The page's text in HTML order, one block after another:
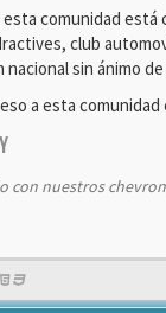
esta comunidad está
club
nacional sin ánimo
a esta
con nuestros